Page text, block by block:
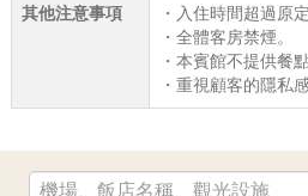
其他注意事項
・入住時間超過原
・全體客房禁煙。
・本賓館不提供餐
・重視顧客的隱私